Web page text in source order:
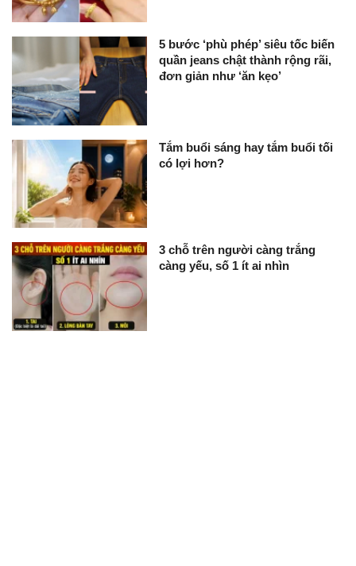
5 bước ‘phù phép’ siêu tốc biến
quần jeans chật thành rộng rãi,
đơn giản như ‘ăn kẹo’
Tắm buổi sáng hay tắm buổi tối
có lợi hơn?
3 chỗ trên người càng trắng
càng yếu, số 1 ít ai nhìn